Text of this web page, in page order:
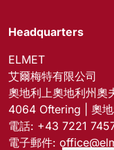
Headquarters
ELMET
艾爾梅特有限公司
奧地利上奧地利州奧
4064 Oftering | 奧
電話: +43 7221
電子郵件: